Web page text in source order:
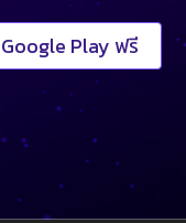
Google Play ฟรี